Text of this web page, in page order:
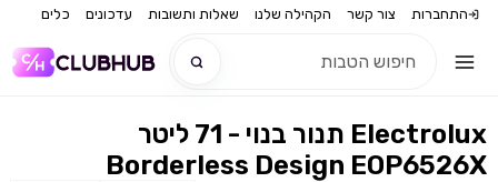
התחברות צור קשר הקהילה שלנו שאלות ותשובות עדכונים כלים
תנור בנוי - 71 ליטר Electrolux
Borderless Design EOP6526X